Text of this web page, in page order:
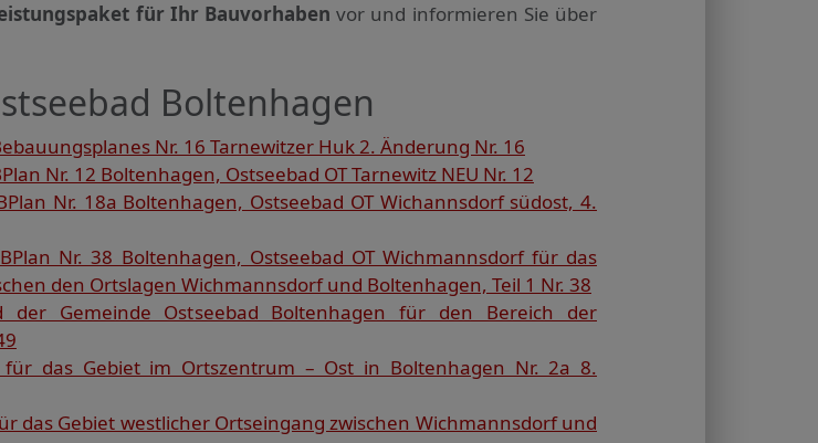
für Ihr Bauvorhaben vor und informieren Sie über
Boltenhagen
Nr. 16 Tarnewitzer Huk 2. Änderung Nr. 16
Nr. 12 Boltenhagen, Ostseebad OT Tarnewitz NEU Nr. 12
Nr. 18a Boltenhagen, Ostseebad OT Wichannsdorf südost, 4.
Nr. 38 Boltenhagen, Ostseebad OT Wichmannsdorf für das
den Ortslagen Wichmannsdorf und Boltenhagen, Teil 1 Nr. 38
der Gemeinde Ostseebad Boltenhagen für den Bereich der
für das Gebiet im Ortszentrum – Ost in Boltenhagen Nr. 2a 8.
das Gebiet westlicher Ortseingang zwischen Wichmannsdorf und